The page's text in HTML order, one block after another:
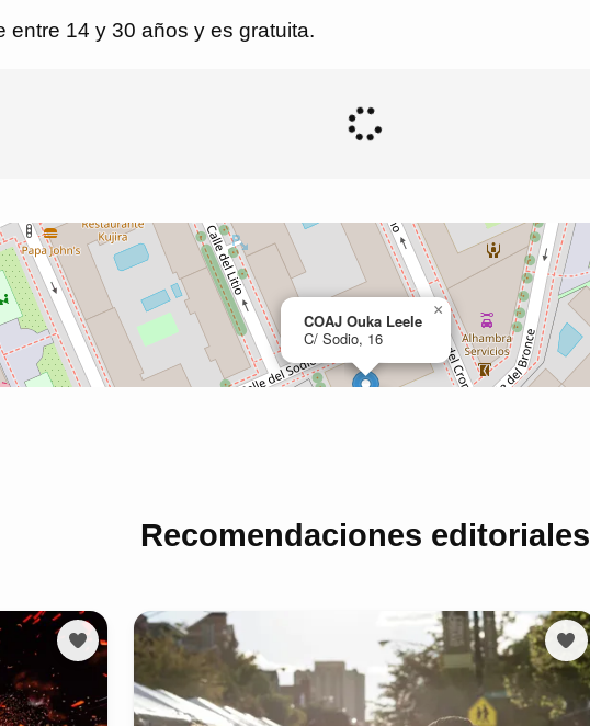
entre 14 y 30 años y es gratuita.
Recomendaciones editoriales